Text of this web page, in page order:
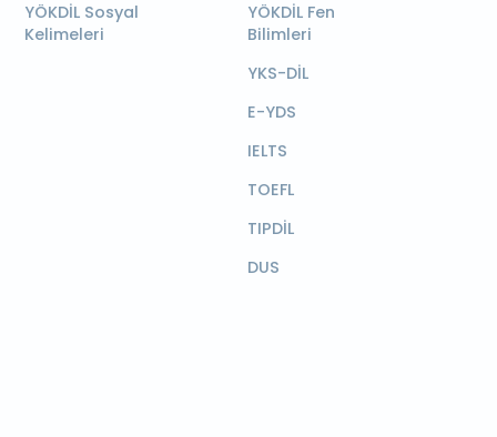
YÖKDİL Sosyal
Kelimeleri
YÖKDİL Fen
Bilimleri
YKS-DİL
E-YDS
IELTS
TOEFL
TIPDİL
DUS